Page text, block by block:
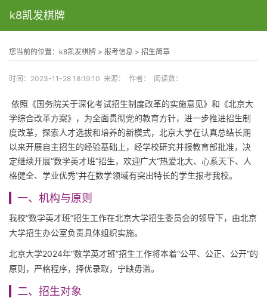
k8凯发棋牌
您当前的位置： k8凯发棋牌 > 报考信息 > 招生简章
时间：2023-11-28 18:19:10 来源： 作者： 阅读数：
依照《国务院关于深化考试招生制度改革的实施意见》和《北京大
学综合改革方案》，为全面贯彻党的教育方针，进一步推进招生制
度改革，探索人才选拔和培养的新模式，北京大学在认真总结长期
以来开展自主招生的经验基础上，经学校研究并报教育部批准，决
定继续开展“数学英才班”招生，欢迎广大“热爱北大、心系天下、人
格健全、学业优秀”并在数学领域有突出特长的学生报考我校。
一、机构与原则
我校“数学英才班”招生工作在北京大学招生委员会的领导下，由北京
大学招生办公室负责具体组织实施。
北京大学2024年“数学英才班”招生工作将本着“公平、公正、公开”的
原则，严格程序，择优录取，宁缺毋滥。
二、招生对象